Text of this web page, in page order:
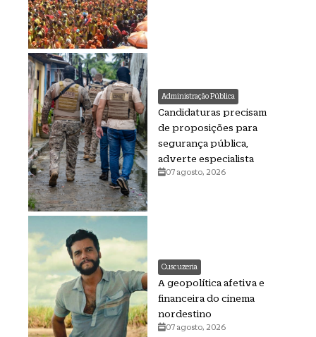
Administração Pública
Candidaturas precisam
de proposições para
segurança pública,
adverte especialista
07 agosto, 2026
Cuscuzeria
A geopolítica afetiva e
financeira do cinema
nordestino
07 agosto, 2026